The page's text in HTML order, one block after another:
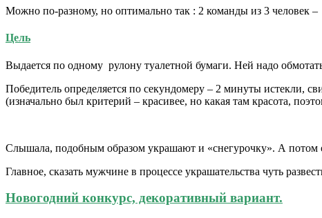
Можно по-разному, но оптимально так : 2 команды из 3
Цель
Выдается по одному рулону туалетной бумаги. Ней надо
Победитель определяется по секундомеру – 2 минуты истекли,
(изначально был критерий – красивее, но какая там красота,
Слышала, подобным образом украшают и «снегурочку». А потом
Главное, сказать мужчине в процессе украшательства чуть
Новогодний конкурс, декоративный вариант.